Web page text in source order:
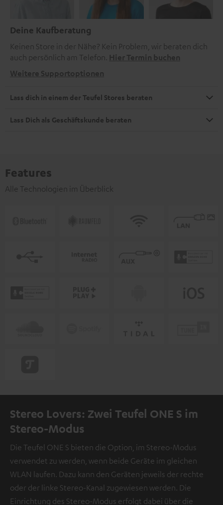
Deine Kaufberatung
Keinen Store in der Nähe? Kein Problem, wir beraten dich
auch persönlich am Telefon. Hier Termin buchen
Weitere Supportoptionen
Lass dich in einem der Teufel Stores beraten
Lass Dich als Geschäftskunde beraten
Features
Alle Technologien im Überblick
Stereo Lovers: Zwei Teufel ONE S im
Stereo-Modus
Die Teufel ONE S bieten die Option, im Stereo-Modus
verwendet zu werden, wenn beide Geräte im gleichen
WLAN laufen. Dazu kann den Geräten jeweils der rechte
oder der linke Stereo-Kanal zugewiesen werden. Die
Einrichtung des Stereo-Modus erfolgt dabei über die